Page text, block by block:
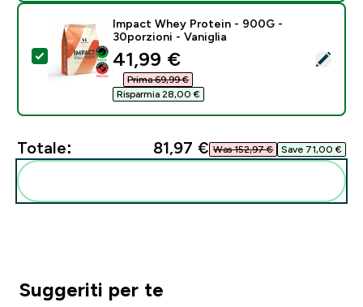
Seleziona questo prodotto - Impact Whey Protein -
Impact Whey Protein - 900G -
30porzioni - Vaniglia
discounted price
41,99 €‎
Prima 69,99 €‎
Risparmia 28,00 €‎
Totale: 81,97 €‎ Was 152,97 €‎ Save 71,00 €‎
Suggeriti per te